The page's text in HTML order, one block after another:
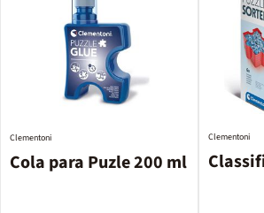
Cola para Puzle 200 ml
Clementoni Clementoni